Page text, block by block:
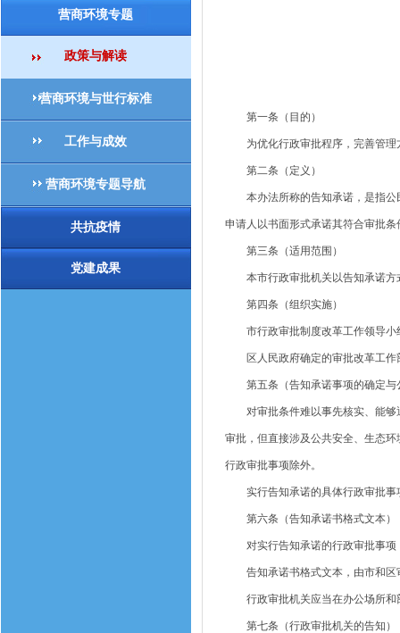
营商环境专题
政策与解读
营商环境与世行标准
工作与成效
营商环境专题导航
共抗疫情
党建成果
第一条（目的）
为优化行政审批程序，完善管理
第二条（定义）
本办法所称的告知承诺，是指公
申请人以书面形式承诺其符合审批
第三条（适用范围）
本市行政审批机关以告知承诺方
第四条（组织实施）
市行政审批制度改革工作领导小
区人民政府确定的审批改革工作
第五条（告知承诺事项的确定与
对审批条件难以事先核实、能够
审批，但直接涉及公共安全、生态
行政审批事项除外。
实行告知承诺的具体行政审批事
第六条（告知承诺书格式文本）
对实行告知承诺的行政审批事项
告知承诺书格式文本，由市和区
行政审批机关应当在办公场所和
第七条（行政审批机关的告知）